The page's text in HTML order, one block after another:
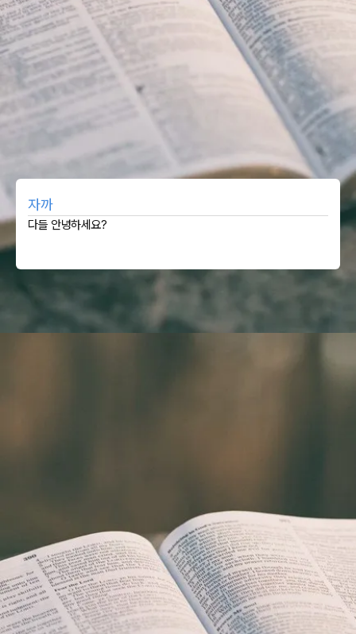
자까
다들 안녕하세요?